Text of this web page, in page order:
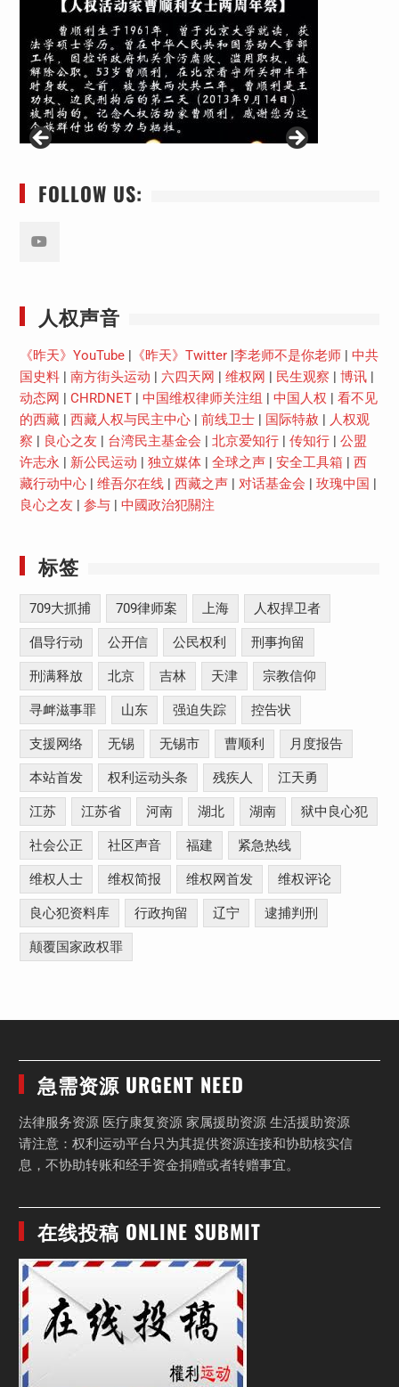
FOLLOW US:
人权声音
《昨天》YouTube| 《昨天》Twitter| 李老师不是你老师| 中共
国史料| 南方街头运动 六四天网 维权网 民生观察 博讯|
动态网
CHRDNET| 中国维权律师关注组 中国人权
看不见
的西藏| 西藏人权与民主中心| 前线卫士| 国际特赦
人权观
察
良心之友 台湾民主基金会 北京爱知行| 传知行| 公盟
许志永
新公民运动 独立媒体| 全球之声| 安全工具箱
西
藏行动中心| 维吾尔在线| 西藏之声| 对话基金会 玫瑰中国
良心之友
参与| 中國政治犯關注
标签
709大抓捕 709律师案 上海 人权捍卫者
倡导行动 公开信 公民权利 刑事拘留
刑满释放 北京 吉林 天津 宗教信仰
寻衅滋事罪 山东 强迫失踪 控告状
支援网络 无锡 无锡市 曹顺利 月度报告
本站首发 权利运动头条 残疾人 江天勇
江苏 江苏省 河南 湖北 湖南 狱中良心犯
社会公正 社区声音 福建 紧急热线
维权人士 维权简报 维权网首发 维权评论
良心犯资料库 行政拘留 辽宁 逮捕判刑
颠覆国家政权罪
急需资源 URGENT NEED
法律服务资源 医疗康复资源 家属援助资源 生活援助资源
请注意：权利运动平台只为其提供资源连接和协助核实信
息，不协助转账和经手资金捐赠或者转赠事宜。
在线投稿 ONLINE SUBMIT